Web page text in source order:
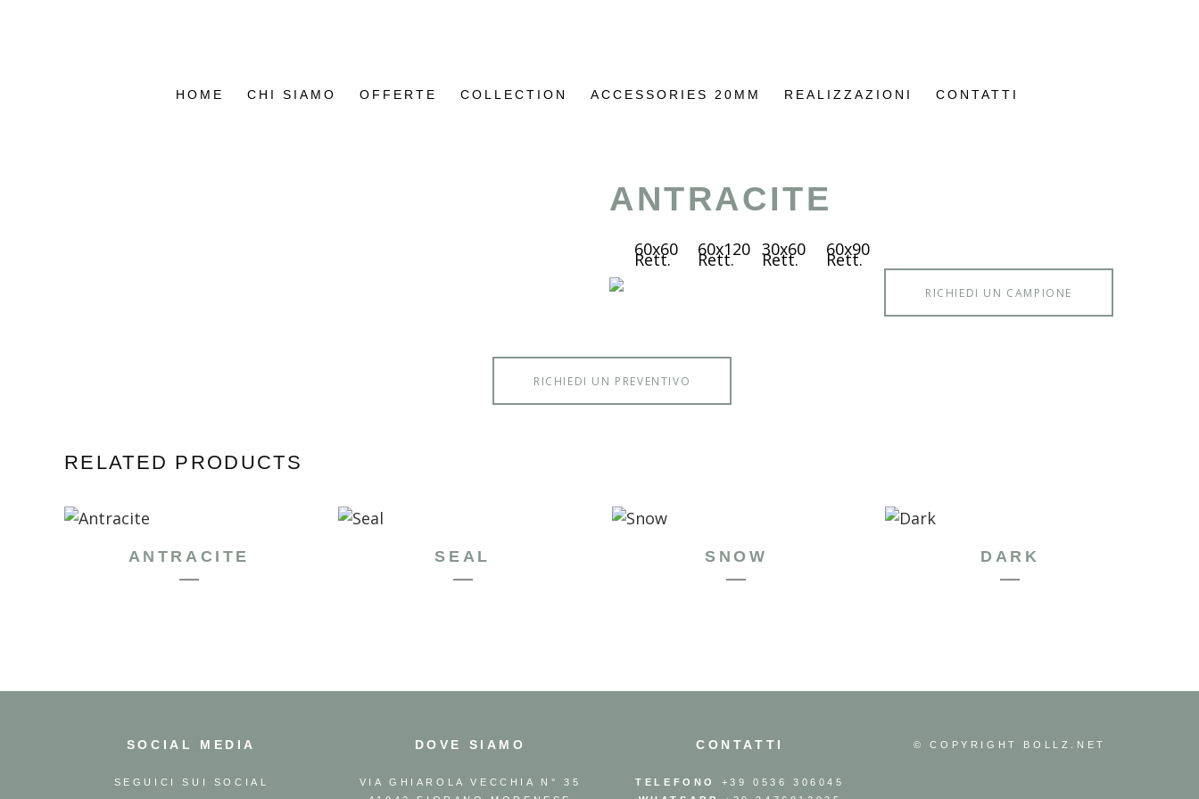
HOME CHI SIAMO OFFERTE COLLECTION ACCESSORIES 20MM REALIZZAZIONI CONTATTI
ANTRACITE
60x60
Rett. 60x120
Rett. 30x60
Rett. 60x90
Rett.
RICHIEDI UN CAMPIONE
RICHIEDI UN PREVENTIVO
RELATED PRODUCTS
ANTRACITE SEAL SNOW DARK
SOCIAL MEDIA
SEGUICI SUI SOCIAL
DOVE SIAMO
VIA GHIAROLA VECCHIA N° 35
CONTATTI
TELEFONO
+39 0536 306045
© COPYRIGHT BOLLZ.NET